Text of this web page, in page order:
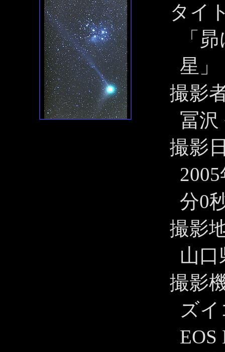
タイ
「
星」
撮影
冨沢
撮影
分0
撮影
山口
撮影
ズ
EOS